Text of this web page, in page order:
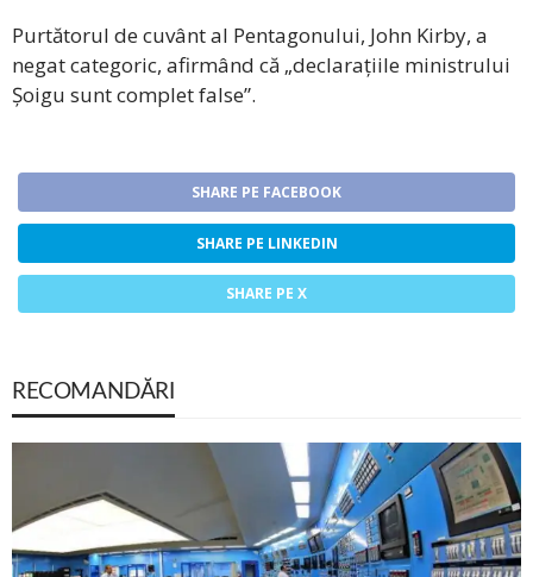
Purtătorul de cuvânt al Pentagonului, John Kirby, a
negat categoric, afirmând că „declarațiile ministrului
Șoigu sunt complet false”.
SHARE PE FACEBOOK
SHARE PE LINKEDIN
SHARE PE X
RECOMANDĂRI